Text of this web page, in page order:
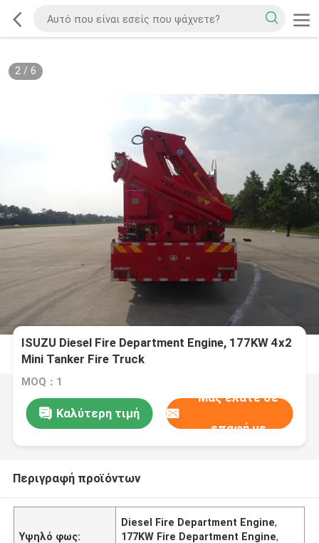
2/ 6
ISUZU Diesel Fire Department Engine, 177KW 4x2
Mini Tanker Fire Truck
MOQ：1
Καλύτερη τιμή
Μας ελάτε σε
επαφή με
Περιγραφή προϊόντων
Υψηλό φως:
Diesel Fire Department Engine,
177KW Fire Department Engine,